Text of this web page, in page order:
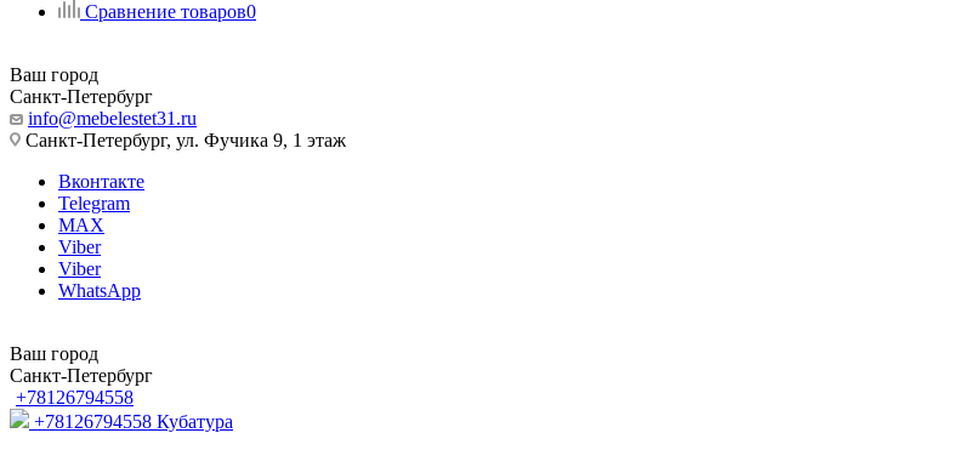
Сравнение товаров0
Ваш город
Санкт-Петербург
info@mebelestet31.ru
Санкт-Петербург, ул. Фучика 9, 1 этаж
Вконтакте
Telegram
MAX
Viber
Viber
WhatsApp
Ваш город
Санкт-Петербург
+78126794558
+78126794558 Кубатура